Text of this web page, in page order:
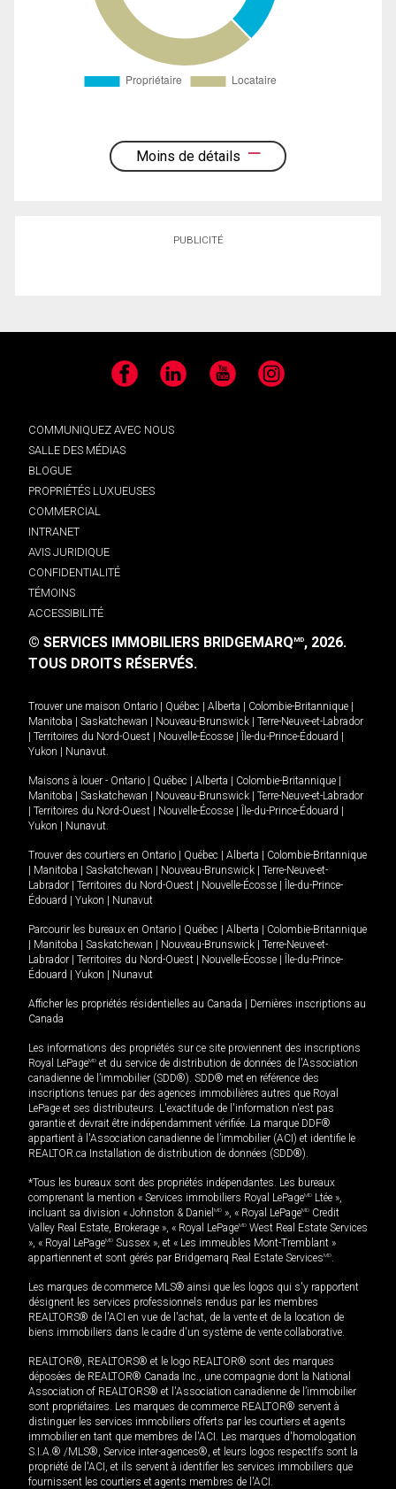
Moins de détails
PUBLICITÉ
Facebook LinkedIn YouTube Instagram
COMMUNIQUEZ AVEC NOUS
SALLE DES MÉDIAS
BLOGUE
PROPRIÉTÉS LUXUEUSES
COMMERCIAL
INTRANET
AVIS JURIDIQUE
CONFIDENTIALITÉ
TÉMOINS
ACCESSIBILITÉ
© SERVICES IMMOBILIERS BRIDGEMARQMD, 2026.
TOUS DROITS RÉSERVÉS.
Trouver une maison Ontario Québec Alberta Colombie-Britannique
Manitoba
Saskatchewan Nouveau-Brunswick
Terre-Neuve-et-Labrador
Territoires du Nord-Ouest Nouvelle-Écosse Île-du-Prince-Édouard
Yukon
Nunavut.
Maisons à louer - Ontario Québec Alberta Colombie-Britannique
Manitoba
Saskatchewan Nouveau-Brunswick
Terre-Neuve-et-Labrador
Territoires du Nord-Ouest Nouvelle-Écosse Île-du-Prince-Édouard
Yukon
Nunavut.
Trouver des courtiers en Ontario Québec Alberta
Colombie-Britannique
Manitoba Saskatchewan Nouveau-Brunswick
Terre-Neuve-et-
Labrador
Territoires du Nord-Ouest Nouvelle-Écosse
Île-du-Prince-
Édouard
Yukon Nunavut
Parcourir les bureaux en Ontario Québec Alberta
Colombie-Britannique
Manitoba Saskatchewan Nouveau-Brunswick
Terre-Neuve-et-
Labrador
Territoires du Nord-Ouest Nouvelle-Écosse
Île-du-Prince-
Édouard
Yukon Nunavut
Afficher les propriétés résidentielles au Canada
Dernières inscriptions au
Canada
Les informations des propriétés sur ce site proviennent des inscriptions
Royal LePageMD et du service de distribution de données de l'Association
canadienne de l’immobilier (SDD®). SDD® met en référence des
inscriptions tenues par des agences immobilières autres que Royal
LePage et ses distributeurs. L'exactitude de l'information n'est pas
garantie et devrait être indépendamment vérifiée. La marque DDF®
appartient à l'Association canadienne de l’immobilier (ACI) et identifie le
REALTOR.ca Installation de distribution de données (SDD®).
*Tous les bureaux sont des propriétés indépendantes. Les bureaux
comprenant la mention « Services immobiliers Royal LePageMD Ltée »,
incluant sa division « Johnston & Daniel MD », « Royal LePageMD Credit
Valley Real Estate, Brokerage », « Royal LePageMD West Real Estate Services
», « Royal LePageMD Sussex », et « Les immeubles Mont-Tremblant »
appartiennent et sont gérés par Bridgemarq Real Estate ServicesMD.
Les marques de commerce MLS® ainsi que les logos qui s'y rapportent
désignent les services professionnels rendus par les membres
REALTORS® de l'ACI en vue de l'achat, de la vente et de la location de
biens immobiliers dans le cadre d'un système de vente collaborative.
REALTOR®, REALTORS® et le logo REALTOR® sont des marques
déposées de REALTOR® Canada Inc., une compagnie dont la National
Association of REALTORS® et l'Association canadienne de l’immobilier
sont propriétaires. Les marques de commerce REALTOR® servent à
distinguer les services immobiliers offerts par les courtiers et agents
immobilier en tant que membres de l'ACI. Les marques d'homologation
S.I.A.® /MLS®, Service inter-agences®, et leurs logos respectifs sont la
propriété de l'ACI, et ils servent à identifier les services immobiliers que
fournissent les courtiers et agents membres de l'ACI.